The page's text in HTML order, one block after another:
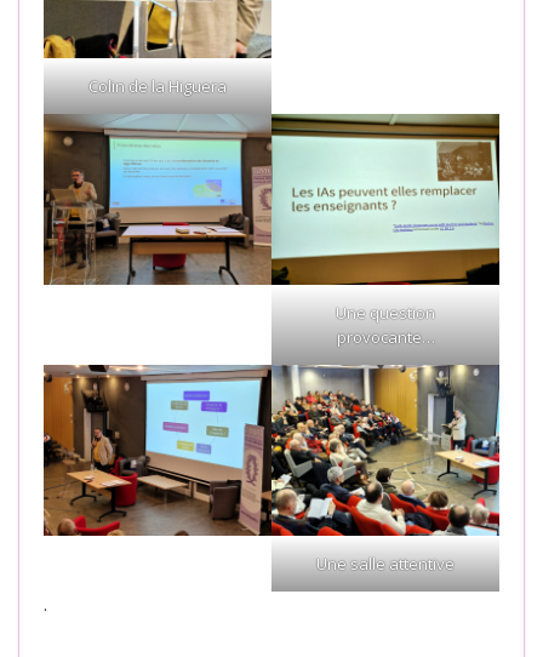
Colin de la Higuera
Une question
provocante…
Une salle attentive
.